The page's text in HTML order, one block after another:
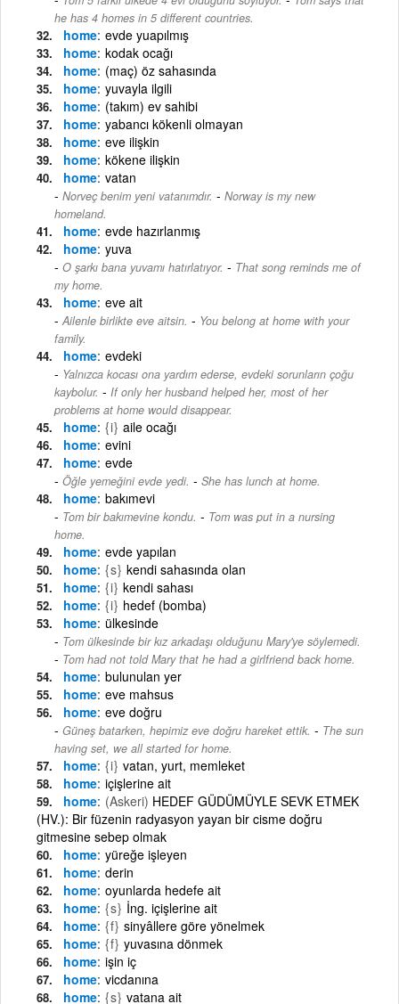
he has 4 homes in 5 different countries.
home evde yuapılmış
home kodak ocağı
home (maç) öz sahasında
home yuvayla ilgili
home (takım) ev sahibi
home yabancı kökenli olmayan
home eve ilişkin
home kökene ilişkin
home vatan
Norveç benim yeni vatanımdır. - Norway is my new
homeland.
home evde hazırlanmış
home yuva
O şarkı bana yuvamı hatırlatıyor. - That song reminds me of
my home.
home eve ait
Ailenle birlikte eve aitsin. - You belong at home with your
family.
home evdeki
Yalnızca kocası ona yardım ederse, evdeki sorunların çoğu
kaybolur. - If only her husband helped her, most of her
problems at home would disappear.
home {i} aile ocağı
home evini
home evde
Öğle yemeğini evde yedi. - She has lunch at home.
home bakımevi
Tom bir bakımevine kondu. - Tom was put in a nursing
home.
home evde yapılan
home {s} kendi sahasında olan
home {i} kendi sahası
home {i} hedef (bomba)
home ülkesinde
Tom ülkesinde bir kız arkadaşı olduğunu Mary'ye söylemedi.
- Tom had not told Mary that he had a girlfriend back home.
home bulunulan yer
home eve mahsus
home eve doğru
Güneş batarken, hepimiz eve doğru hareket ettik. - The sun
having set, we all started for home.
home {i} vatan, yurt, memleket
home içişlerine ait
home (Askeri) HEDEF GÜDÜMÜYLE SEVK ETMEK
(HV.): Bir füzenin radyasyon yayan bir cisme doğru
gitmesine sebep olmak
home yüreğe işleyen
home derin
home oyunlarda hedefe ait
home {s} İng. içişlerine ait
home {f} sinyâllere göre yönelmek
home {f} yuvasına dönmek
home işin iç
home vicdanına
home {s} vatana ait